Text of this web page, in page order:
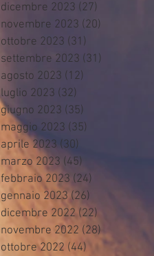
dicembre 2023 (27)
novembre 2023 (20)
ottobre 2023 (31)
settembre 2023 (31)
agosto 2023 (12)
luglio 2023 (32)
giugno 2023 (35)
maggio 2023 (35)
aprile 2023 (30)
marzo 2023 (45)
febbraio 2023 (24)
gennaio 2023 (26)
dicembre 2022 (22)
novembre 2022 (28)28 post
ottobre 2022 (44)44 post